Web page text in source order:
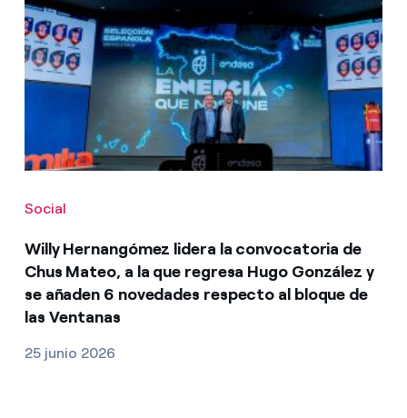
Social
Willy Hernangómez lidera la convocatoria de
Chus Mateo, a la que regresa Hugo González y
se añaden 6 novedades respecto al bloque de
las Ventanas
25 junio 2026